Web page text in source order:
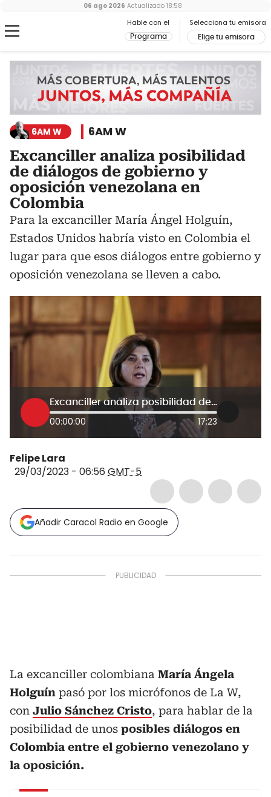
Hable con el
Programa
Selecciona tu emisora
Elige tu emisora
06 ago 2026 Actualizado 18:58
6AM W 6AM W
Excanciller analiza posibilidad
de diálogos de gobierno y
oposición venezolana en
Colombia
Para la excanciller María Ángel Holguín,
Estados Unidos habría visto en Colombia el
lugar para que esos diálogos entre gobierno y
oposición venezolana se lleven a cabo.
Excanciller analiza posibilidad de diálogos de gobierno y oposición venezolana en Colombia
00:00:00 17:23
Felipe Lara
29/03/2023 - 06:56 GMT-5
Añadir Caracol Radio en Google
La excanciller colombiana María Ángela
Holguín pasó por los micrófonos de La W,
con Julio Sánchez Cristo, para hablar de la
posibilidad de unos posibles diálogos en
Colombia entre el gobierno venezolano y
la oposición.